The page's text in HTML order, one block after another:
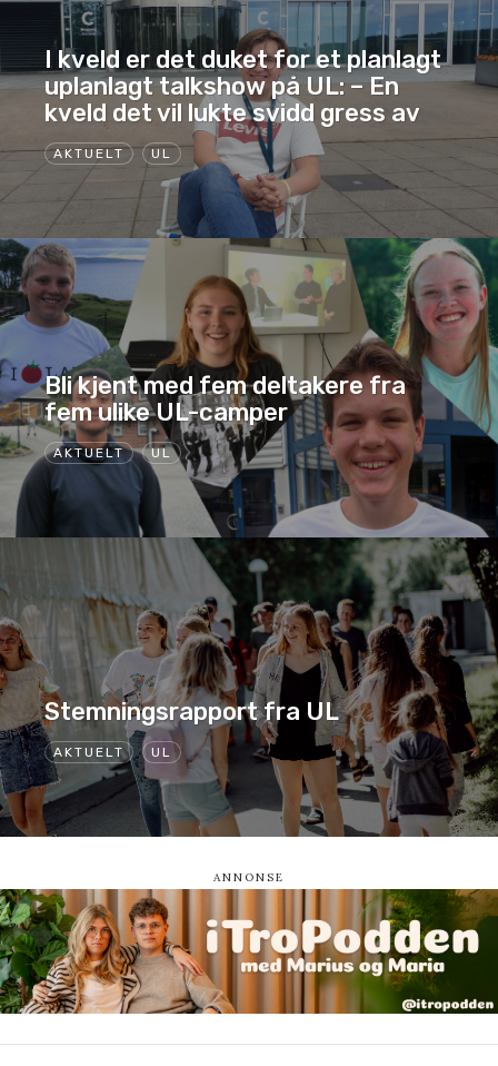
AKTUELT UL
I kveld er det duket for et planlagt
uplanlagt talkshow på UL: – En
kveld det vil lukte svidd gress av
AKTUELT UL
Bli kjent med fem deltakere fra
fem ulike UL-camper
AKTUELT UL
Stemningsrapport fra UL